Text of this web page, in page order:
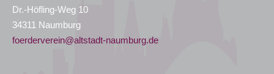
Dr.-Höfling-Weg 10
34311 Naumburg
foerderverein@altstadt-naumburg.de